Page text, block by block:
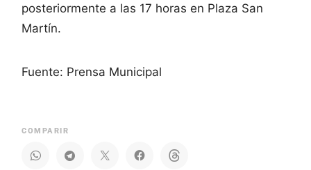
posteriormente a las 17 horas en Plaza San
Martín.
Fuente: Prensa Municipal
COMPARIR